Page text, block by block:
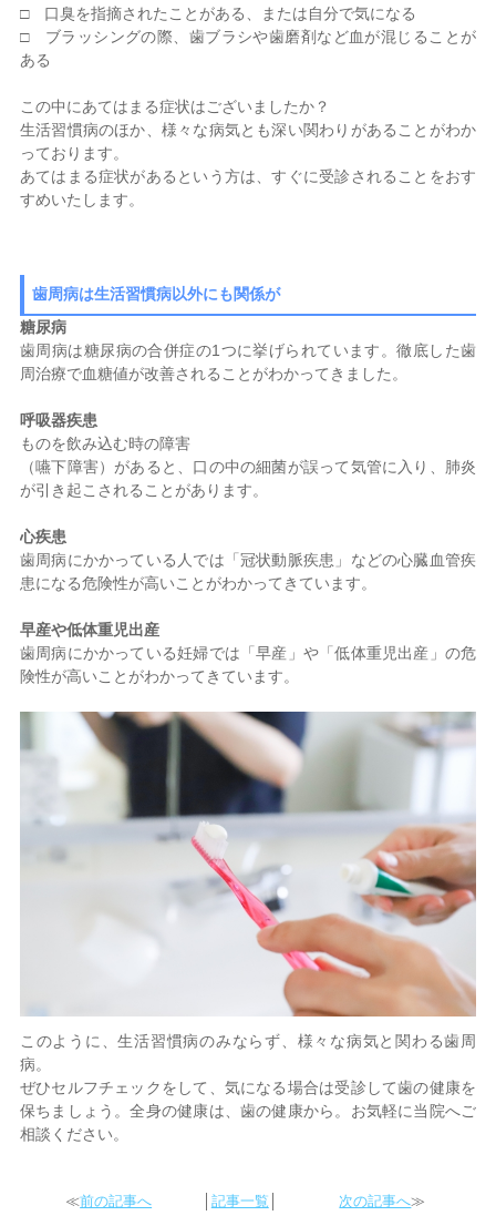
□ 口臭を指摘されたことがある、または自分で気になる
□ ブラッシングの際、歯ブラシや歯磨剤など血が混じることが
ある
この中にあてはまる症状はございましたか？
生活習慣病のほか、様々な病気とも深い関わりがあることがわか
っております。
あてはまる症状があるという方は、すぐに受診されることをおす
すめいたします。
歯周病は生活習慣病以外にも関係が
糖尿病
歯周病は糖尿病の合併症の1つに挙げられています。徹底した歯
周治療で血糖値が改善されることがわかってきました。
呼吸器疾患
ものを飲み込む時の障害
（嚥下障害）があると、口の中の細菌が誤って気管に入り、肺炎
が引き起こされることがあります。
心疾患
歯周病にかかっている人では「冠状動脈疾患」などの心臓血管疾
患になる危険性が高いことがわかってきています。
早産や低体重児出産
歯周病にかかっている妊婦では「早産」や「低体重児出産」の危
険性が高いことがわかってきています。
このように、生活習慣病のみならず、様々な病気と関わる歯周
病。
ぜひセルフチェックをして、気になる場合は受診して歯の健康を
保ちましょう。全身の健康は、歯の健康から。お気軽に当院へご
相談ください。
≪前の記事へ 記事一覧 次の記事へ≫